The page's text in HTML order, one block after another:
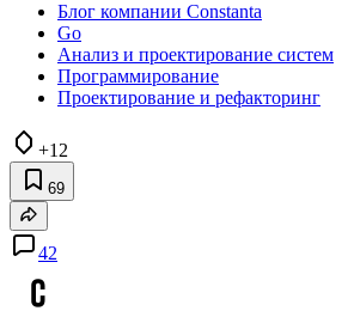
Блог компании Constanta
Go
Анализ и проектирование систем
Программирование
Проектирование и рефакторинг
+12
69
42